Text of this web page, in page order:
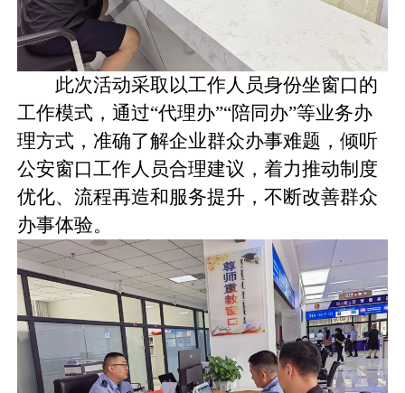
此次活动采取以工作人员身份坐窗口的
工作模式，通过“代理办”“陪同办”等业务办
理方式，准确了解企业群众办事难题，倾听
公安窗口工作人员合理建议，着力推动制度
优化、流程再造和服务提升，不断改善群众
办事体验。